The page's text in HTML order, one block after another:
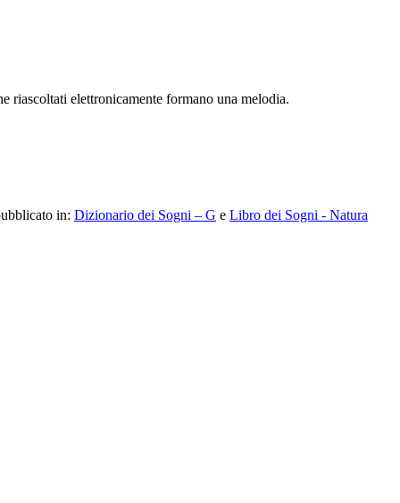
riascoltati elettronicamente formano una melodia.
in: Dizionario dei Sogni – G e Libro dei Sogni - Natura